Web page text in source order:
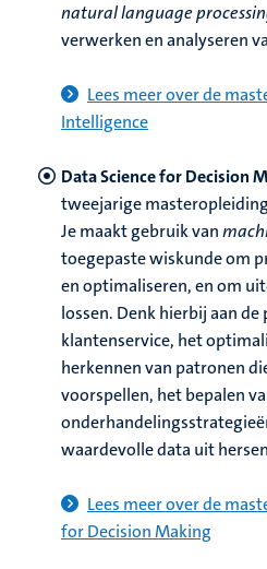
natural language
verwerken en analyseren
Lees meer over de
Intelligence
Data Science for Decision
tweejarige
Je maakt gebruik van
toegepaste wiskunde om
en optimaliseren, en om
lossen. Denk hierbij aan de
klantenservice, het
herkennen van patronen
voorspellen, het bepalen
waardevolle data uit
Lees meer over de
for Decision Making